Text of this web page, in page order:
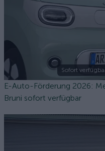
Sofort
E-Auto-Förderung 2026:
Bruni sofort verfügbar